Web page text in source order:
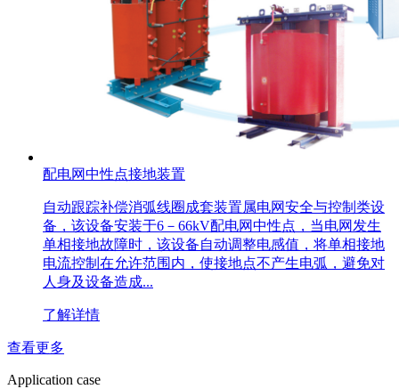
配电网中性点接地装置
自动跟踪补偿消弧线圈成套装置属电网安全与控制类设
备，该设备安装于6－66kV配电网中性点，当电网发生
单相接地故障时，该设备自动调整电感值，将单相接地
电流控制在允许范围内，使接地点不产生电弧，避免对
人身及设备造成...
了解详情
查看更多
Application case